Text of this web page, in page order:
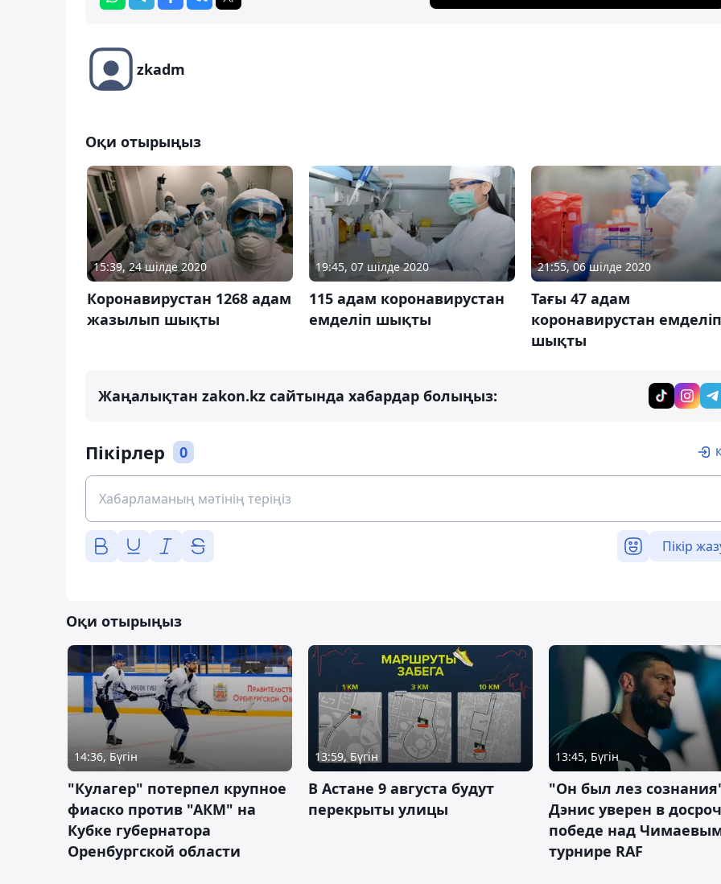
zkadm
Оқи отырыңыз
15:39, 24 шілде 2020
Коронавирустан 1268 адам
жазылып шықты
19:45, 07 шілде 2020
115 адам коронавирустан
емделіп шықты
21:55, 06 шілде 2020
Тағы 47 адам
коронавирустан емделіп
шықты
Жаңалықтан zakon.kz сайтында хабардар болыңыз:
Пікірлер 0
Пікір
Оқи отырыңыз
14:36, Бүгін
"Кулагер" потерпел крупное
фиаско против "АКМ" на
Кубке губернатора
Оренбургской области
13:59, Бүгін
В Астане 9 августа будут
перекрыты улицы
13:45, Бүгін
"Он был лез
Дэнис уверен в
победе над
турнире RAF